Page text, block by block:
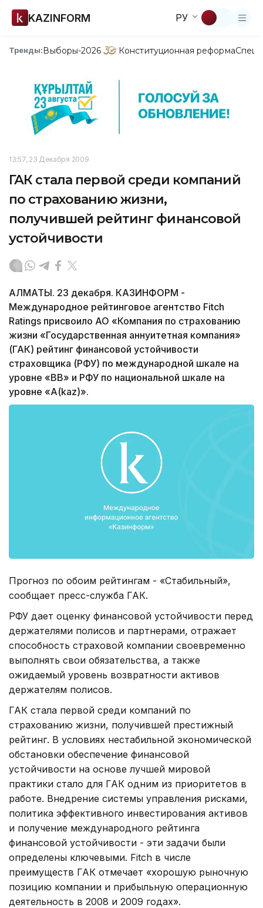
KAZINFORM РУ
Тренды:Выборы-2026 Конституционная реформа
13:57, 23 Декабря 2009
ГАК стала первой среди компаний
по страхованию жизни,
получившей рейтинг финансовой
устойчивости
АЛМАТЫ. 23 декабря. КАЗИНФОРМ -
Международное рейтинговое агентство Fitch
Ratings присвоило АО «Компания по страхованию
жизни «Государственная аннуитетная компания»
(ГАК) рейтинг финансовой устойчивости
страховщика (РФУ) по международной шкале на
уровне «ВВ» и РФУ по национальной шкале на
уровне «А(kaz)».
Прогноз по обоим рейтингам - «Стабильный»,
сообщает пресс-служба ГАК.
РФУ дает оценку финансовой устойчивости перед
держателями полисов и партнерами, отражает
способность страховой компании своевременно
выполнять свои обязательства, а также
ожидаемый уровень возвратности активов
держателям полисов.
ГАК стала первой среди компаний по
страхованию жизни, получившей престижный
рейтинг. В условиях нестабильной экономической
обстановки обеспечение финансовой
устойчивости на основе лучшей мировой
практики стало для ГАК одним из приоритетов в
работе. Внедрение системы управления рисками,
политика эффективного инвестирования активов
и получение международного рейтинга
финансовой устойчивости - эти задачи были
определены ключевыми. Fitch в числе
преимуществ ГАК отмечает «хорошую рыночную
позицию компании и прибыльную операционную
деятельность в 2008 и 2009 годах».